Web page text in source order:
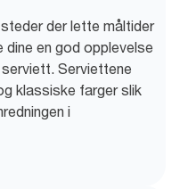
der lette måltider
dine en god opplevelse
Serviettene
klassiske farger slik
i